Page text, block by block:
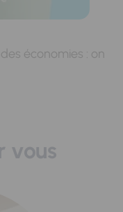
économies : on
vous